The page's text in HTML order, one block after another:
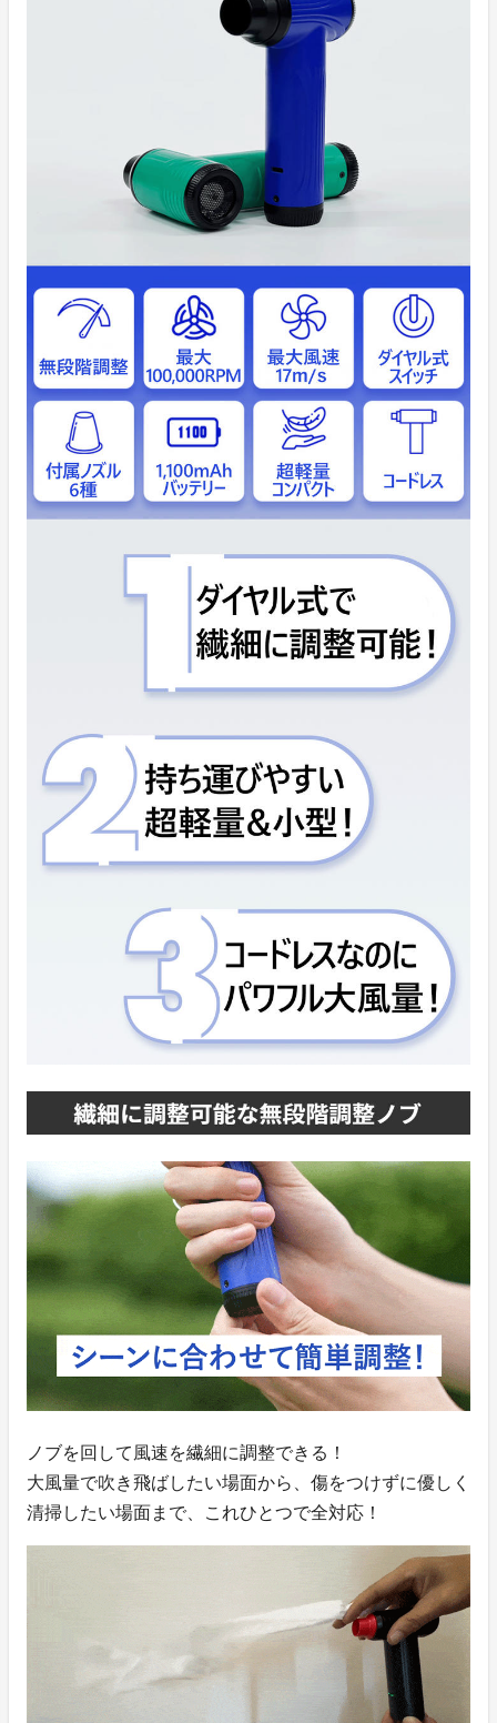
ノブを回して風速を繊細に調整できる！
大風量で吹き飛ばしたい場面から、傷をつけずに優しく
清掃したい場面まで、これひとつで全対応！